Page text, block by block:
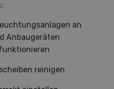
an
Anbaugeräten
reinigen